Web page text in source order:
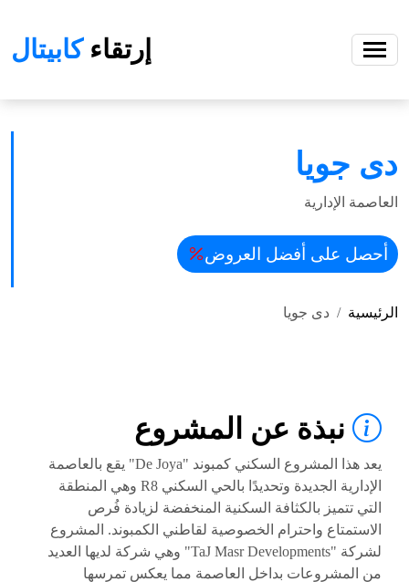
إرتقاءكابيتال
دى جويا
العاصمة الإدارية
أحصل على أفضل العروض
الرئيسية دى جويا
نبذة عن المشروع
يعد هذا المشروع السكني كمبوند "De Joya" يقع بالعاصمة
الإدارية الجديدة وتحديدًا بالحي السكني R8 وهي المنطقة
التي تتميز بالكثافة السكنية المنخفضة لزيادة فُرص
الاستمتاع واحترام الخصوصية لقاطني الكمبوند. المشروع
لشركة "TaJ Masr Developments" وهي شركة لديها العديد
من المشروعات بداخل العاصمة مما يعكس تمرسها